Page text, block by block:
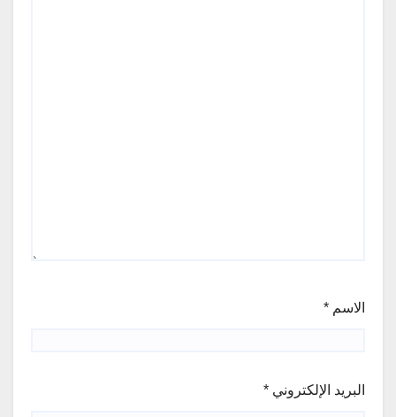
الاسم *
البريد الإلكتروني *